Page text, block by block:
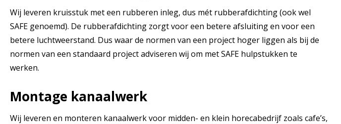
Wij leveren kruisstuk met een rubberen inleg, dus mét rubberafdichting (ook wel
SAFE genoemd). De rubberafdichting zorgt voor een betere afsluiting en voor een
betere luchtweerstand. Dus waar de normen van een project hoger liggen als bij de
normen van een standaard project adviseren wij om met SAFE hulpstukken te
werken.
Montage kanaalwerk
Wij leveren en monteren kanaalwerk voor midden- en klein horecabedrijf zoals cafe’s,